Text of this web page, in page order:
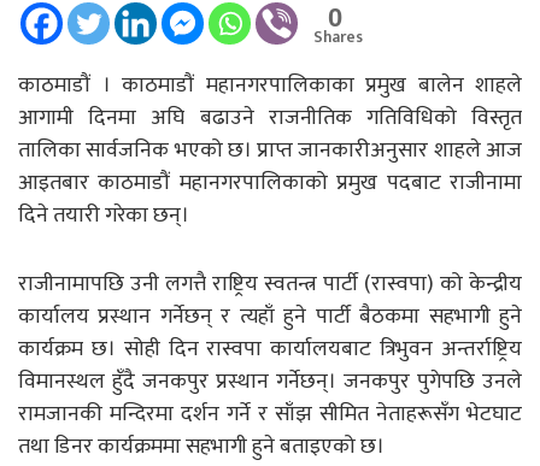
0
Shares
काठमाडौं । काठमाडौं महानगरपालिकाका प्रमुख बालेन शाहले
आगामी दिनमा अघि बढाउने राजनीतिक गतिविधिको विस्तृत
तालिका सार्वजनिक भएको छ। प्राप्त जानकारीअनुसार शाहले आज
आइतबार काठमाडौं महानगरपालिकाको प्रमुख पदबाट राजीनामा
दिने तयारी गरेका छन्।
राजीनामापछि उनी लगत्तै राष्ट्रिय स्वतन्त्र पार्टी (रास्वपा) को केन्द्रीय
कार्यालय प्रस्थान गर्नेछन् र त्यहाँ हुने पार्टी बैठकमा सहभागी हुने
कार्यक्रम छ। सोही दिन रास्वपा कार्यालयबाट त्रिभुवन अन्तर्राष्ट्रिय
विमानस्थल हुँदै जनकपुर प्रस्थान गर्नेछन्। जनकपुर पुगेपछि उनले
रामजानकी मन्दिरमा दर्शन गर्ने र साँझ सीमित नेताहरूसँग भेटघाट
तथा डिनर कार्यक्रममा सहभागी हुने बताइएको छ।